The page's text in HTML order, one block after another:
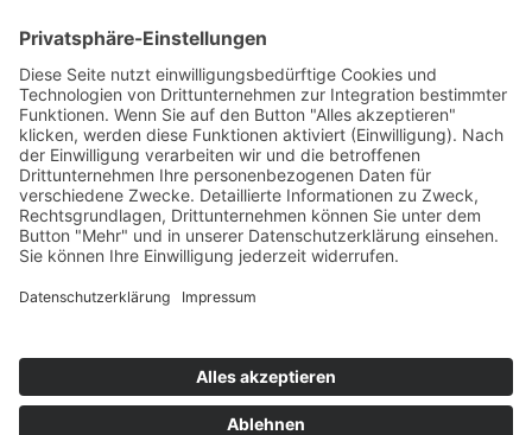
© 2026 Walter Stuber -Impressum Datenschutz
Gemeinhardt Service - Mutmacher.jetzt
Bewertungen auf ProvenExpert.com
154